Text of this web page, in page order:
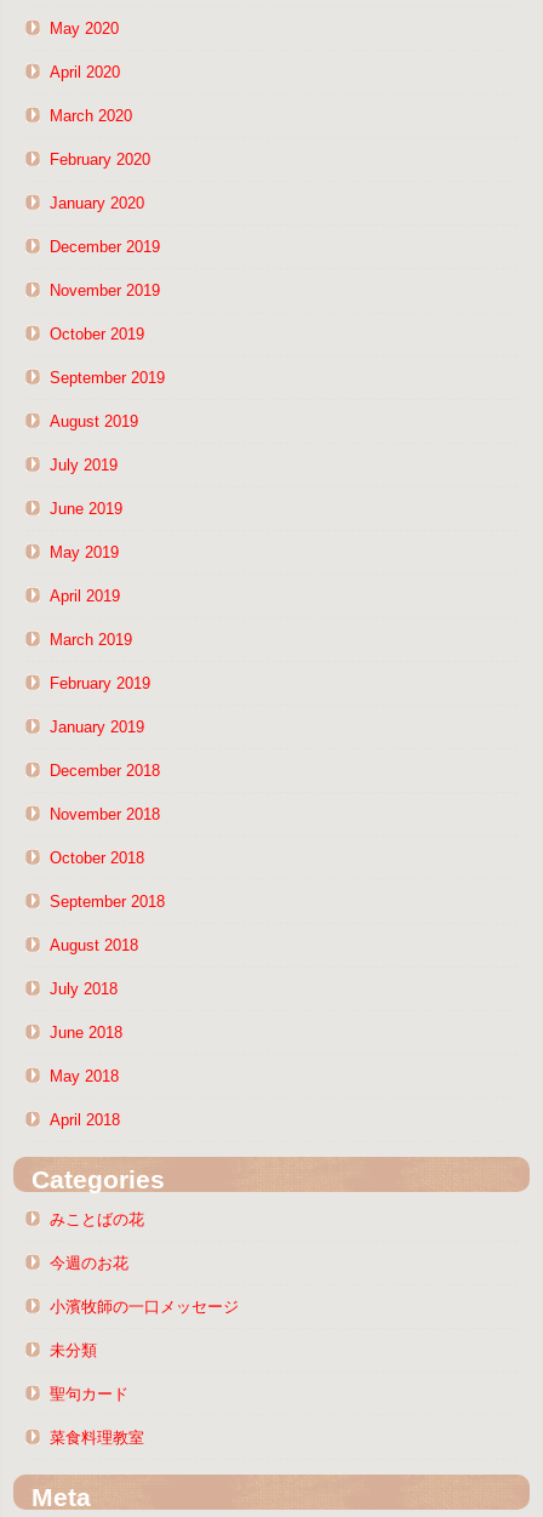
May 2020
April 2020
March 2020
February 2020
January 2020
December 2019
November 2019
October 2019
September 2019
August 2019
July 2019
June 2019
May 2019
April 2019
March 2019
February 2019
January 2019
December 2018
November 2018
October 2018
September 2018
August 2018
July 2018
June 2018
May 2018
April 2018
Categories
みことばの花
今週のお花
小濱牧師の一口メッセージ
未分類
聖句カード
菜食料理教室
Meta